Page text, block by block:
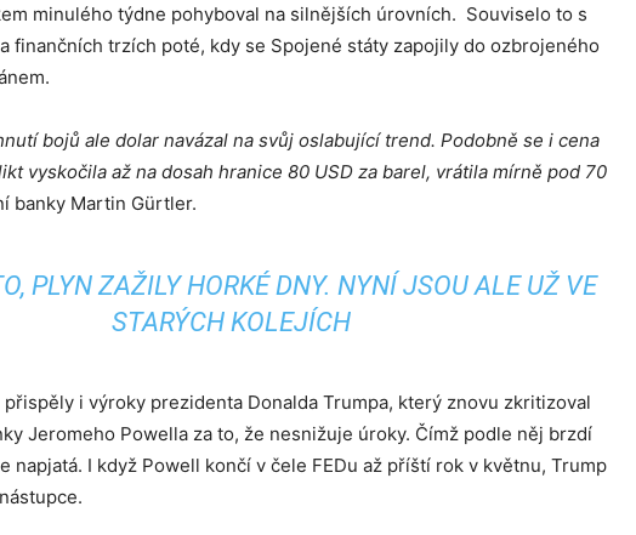
minulého týdne pohyboval na silnějších úrovních. Souviselo to s
finančních trzích poté, kdy se Spojené státy zapojily do ozbrojeného
bojů ale dolar navázal na svůj oslabující trend. Podobně se i cena
vyskočila až na dosah hranice 80 USD za barel, vrátila mírně pod 70
banky Martin Gürtler.
PLYN ZAŽILY HORKÉ DNY. NYNÍ JSOU ALE UŽ VE
STARÝCH KOLEJÍCH
i výroky prezidenta Donalda Trumpa, který znovu zkritizoval
Jeromeho Powella za to, že nesnižuje úroky. Čímž podle něj brzdí
napjatá. I když Powell končí v čele FEDu až příští rok v květnu, Trump